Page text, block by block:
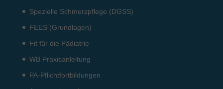
Spezielle Schmerzpflege (DGSS)
FEES (Grundlagen)
Fit für die Pädiatrie
WB Praxisanleitung
PA-Pflichtfortbildungen